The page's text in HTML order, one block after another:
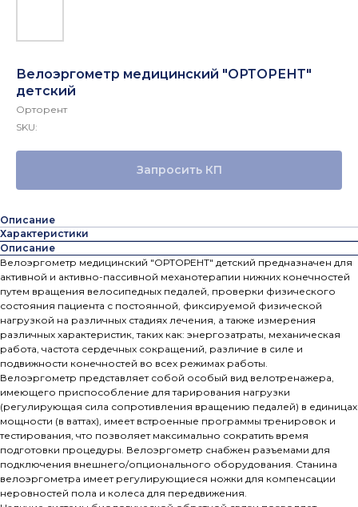
Велоэргометр медицинский "ОРТОРЕНТ"
детский
Орторент
SKU:
Запросить КП
Описание
Характеристики
Описание
Велоэргометр медицинский "ОРТОРЕНТ" детский предназначен для
активной и активно-пассивной механотерапии нижних конечностей
путем вращения велосипедных педалей, проверки физического
состояния пациента с постоянной, фиксируемой физической
нагрузкой на различных стадиях лечения, а также измерения
различных характеристик, таких как: энергозатраты, механическая
работа, частота сердечных сокращений, различие в силе и
подвижности конечностей во всех режимах работы.
Велоэргометр представляет собой особый вид велотренажера,
имеющего приспособление для тарирования нагрузки
(регулирующая сила сопротивления вращению педалей) в единицах
мощности (в ваттах), имеет встроенные программы тренировок и
тестирования, что позволяет максимально сократить время
подготовки процедуры. Велоэргометр снабжен разъемами для
подключения внешнего/опционального оборудования. Станина
велоэргометра имеет регулирующиеся ножки для компенсации
неровностей пола и колеса для передвижения.